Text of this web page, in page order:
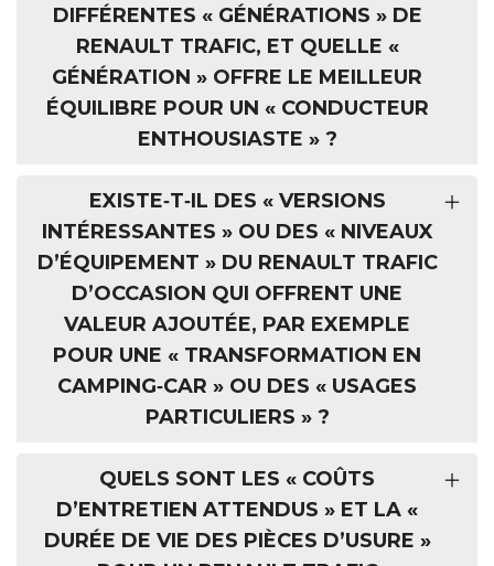
DIFFÉRENTES « GÉNÉRATIONS » DE
RENAULT TRAFIC, ET QUELLE «
GÉNÉRATION » OFFRE LE MEILLEUR
ÉQUILIBRE POUR UN « CONDUCTEUR
ENTHOUSIASTE » ?
EXISTE‑T‑IL DES « VERSIONS
INTÉRESSANTES » OU DES « NIVEAUX
D’ÉQUIPEMENT » DU RENAULT TRAFIC
D’OCCASION QUI OFFRENT UNE
VALEUR AJOUTÉE, PAR EXEMPLE
POUR UNE « TRANSFORMATION EN
CAMPING‑CAR » OU DES « USAGES
PARTICULIERS » ?
QUELS SONT LES « COÛTS
D’ENTRETIEN ATTENDUS » ET LA «
DURÉE DE VIE DES PIÈCES D’USURE »